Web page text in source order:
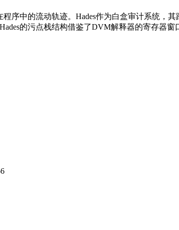
序中的流动轨迹。Hades作为白盒审计系统
的污点栈结构借鉴了DVM解释器的寄存器